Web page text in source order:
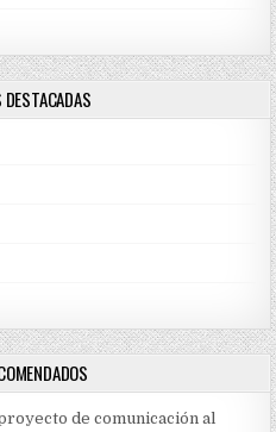
DESTACADAS
proyecto de comunicación al